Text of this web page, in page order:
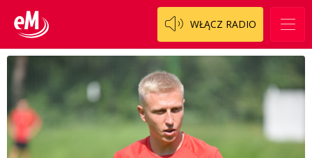
WŁĄCZ RADIO